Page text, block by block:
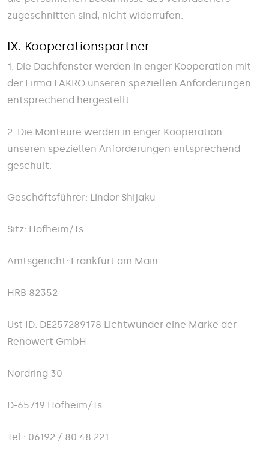
zugeschnitten sind, nicht widerrufen.
IX. Kooperationspartner
1. Die Dachfenster werden in enger Kooperation mit
der Firma FAKRO unseren speziellen Anforderungen
entsprechend hergestellt.
2. Die Monteure werden in enger Kooperation
unseren speziellen Anforderungen entsprechend
geschult.
Geschäftsführer: Lindor Shijaku
Sitz: Hofheim/Ts.
Amtsgericht: Frankfurt am Main
HRB 82352
Ust ID: DE257289178 Lichtwunder eine Marke der
Renowert GmbH
Nordring 30
D-65719 Hofheim/Ts
Tel.: 06192 / 80 48 221